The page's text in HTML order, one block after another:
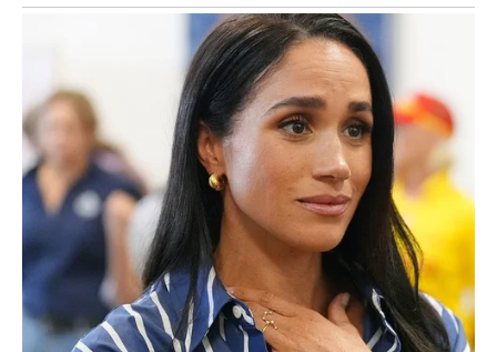
SREĆA DOLAZI KROZ JEDAN
SUSRET
Zvijezde naglašavaju važnost komunikacije.
Jedan razgovor mogao bi imati veći značaj nego što
trenutno mislite.
Osoba koju upoznate ili od koje dobijete poruku mogla bi
igrati važnu ulogu u narednom periodu.